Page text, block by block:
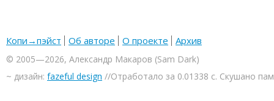
Копи→пэйст Об авторе О проекте Архив
© 2005—2026, Александр Макаров (Sam Dark)
~ дизайн: fazeful design //Отработало за 0.01338 с. Скушано